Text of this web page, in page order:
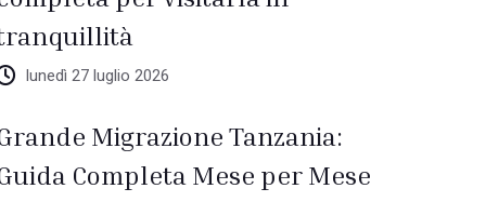
lunedì 27 luglio 2026
Migrazione Tanzania:
Completa Mese per Mese